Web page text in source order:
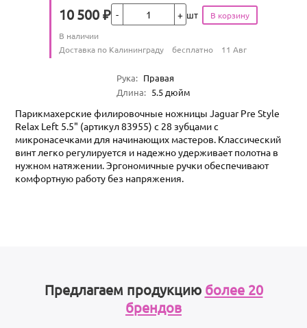
Цена
10 500 ₽ шт
Количество
В наличии
Условия доставки
Доставка по Калининграду бесплатно 11 Авг
Характеристики
Рука: Правая
Длина: 5.5 дюйм
Парикмахерские филировочные ножницы Jaguar Pre Style
Relax Left 5.5" (артикул 83955) с 28 зубцами с
микронасечками для начинающих мастеров. Классический
винт легко регулируется и надежно удерживает полотна в
нужном натяжении. Эргономичные ручки обеспечивают
комфортную работу без напряжения.
Предлагаем продукцию более 20
брендов